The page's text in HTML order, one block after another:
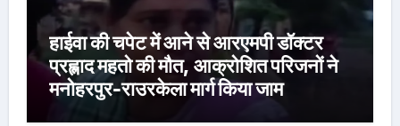
हाईवा की चपेट में आने से आरएमपी डॉक्टर
प्रह्लाद महतो की मौत, आक्रोशित परिजनों ने
मनोहरपुर-राउरकेला मार्ग किया जाम